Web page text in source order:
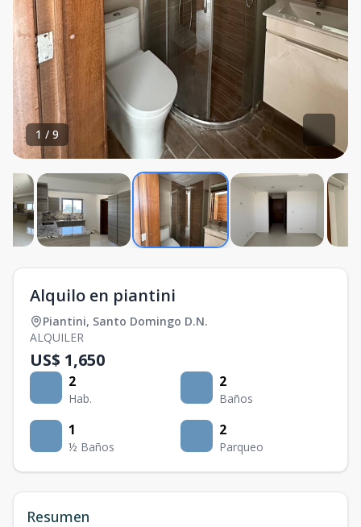
1 / 9
Alquilo en piantini
Piantini, Santo Domingo D.N.
ALQUILER
US$ 1,650
2
Hab.
2
Baños
1
½ Baños
2
Parqueo
Resumen